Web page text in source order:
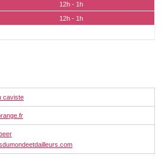
12h - 1h
12h - 1h
caviste